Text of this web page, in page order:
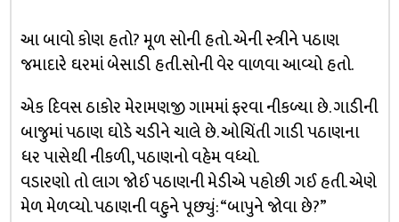
આ બાવો કોણ હતો? મૂળ સોની હતો. એની સ્ત્રીને પઠાણ
જમાદારે ઘરમાં બેસાડી હતી.સોની વેર વાળવા આવ્યો હતો.
એક દિવસ ઠાકોર મેરામણજી ગામમાં ફરવા નીકળ્યા છે. ગાડીની
બાજુમાં પઠાણ ઘોડે ચડીને ચાલે છે. ઓચિંતી ગાડી પઠાણના
ધર પાસેથી નીકળી, પઠાણનો વહેમ વધ્યો.
વડારણો તો લાગ જોઈ પઠાણની મેડીએ પહોછી ગઈ હતી. એણે
મેળ મેળવ્યો. પઠાણની વહુને પૂછ્યું: “બાપુને જોવા છે?”